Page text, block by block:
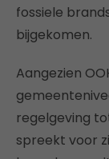
fossiele
bijgekomen.
Aangezien
regelgeving
spreekt voor